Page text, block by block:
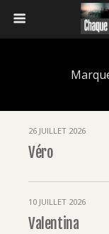
26 JUILLET 2026
Véro
10 JUILLET 2026
Valentina